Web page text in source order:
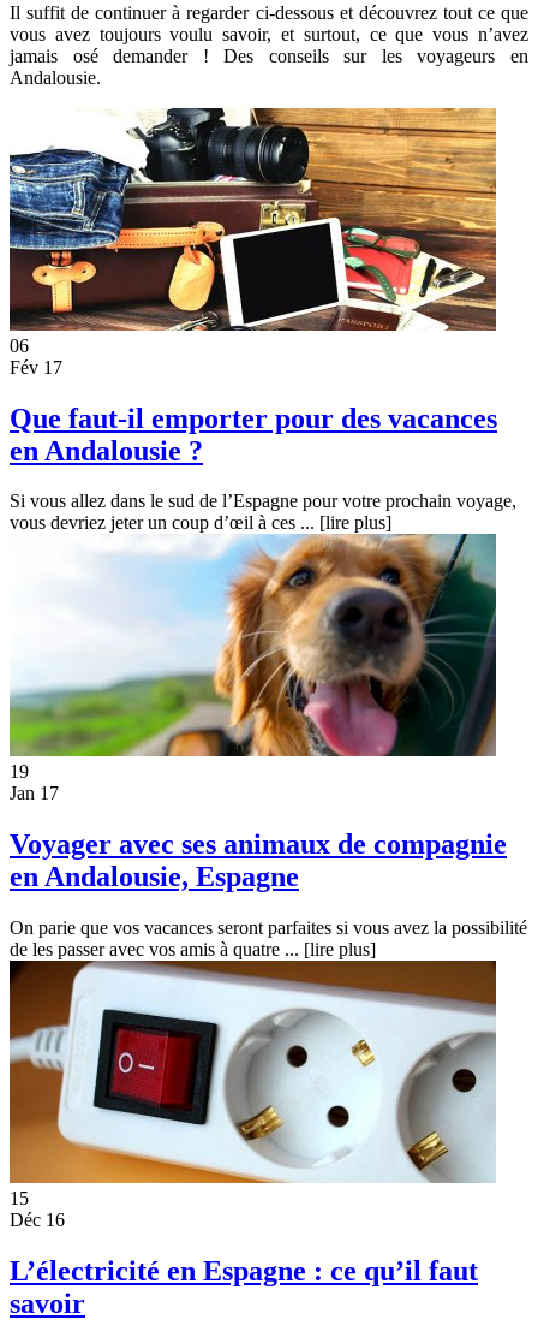
Il suffit de continuer à regarder ci-dessous et découvrez tout ce que
vous avez toujours voulu savoir, et surtout, ce que vous n’avez
jamais osé demander ! Des conseils sur les voyageurs en
Andalousie.
06
Fév 17
Que faut-il emporter pour des vacances
en Andalousie ?
Si vous allez dans le sud de l’Espagne pour votre prochain voyage,
vous devriez jeter un coup d’œil à ces ... [lire plus]
19
Jan 17
Voyager avec ses animaux de compagnie
en Andalousie, Espagne
On parie que vos vacances seront parfaites si vous avez la possibilité
de les passer avec vos amis à quatre ... [lire plus]
15
Déc 16
L’électricité en Espagne : ce qu’il faut
savoir